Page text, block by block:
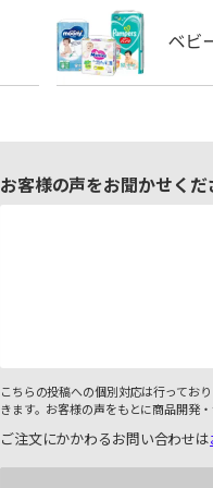
お客様の声をお聞かせくだ
こちらの投稿への個別対応は行ってお
きます。お客様の声をもとに商品開発・
ご注文にかかわるお問い合わせは